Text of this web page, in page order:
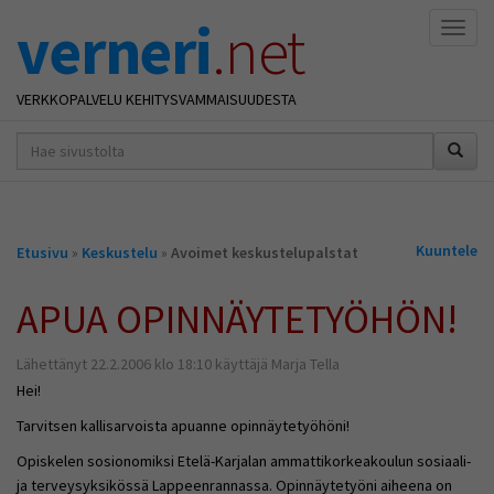
verneri.net
VERKKOPALVELU KEHITYSVAMMAISUUDESTA
hakusana(t)
Olet
Etusivu » Keskustelu » Avoimet keskustelupalstat Kuuntele
APUA OPINNÄYTETYÖHÖN!
Lähettänyt 22.2.2006 klo 18:10 käyttäjä Marja Tella
Hei!
Tarvitsen kallisarvoista apuanne opinnäytetyöhöni!
Opiskelen sosionomiksi Etelä-Karjalan ammattikorkeakoulun sosiaali-
ja terveysyksikössä Lappeenrannassa. Opinnäytetyöni aiheena on